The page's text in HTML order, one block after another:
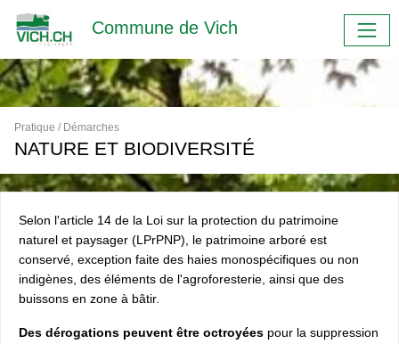
Commune de Vich
Pratique / Démarches
NATURE ET BIODIVERSITÉ
Selon l'article 14 de la Loi sur la protection du patrimoine
naturel et paysager (LPrPNP), le patrimoine arboré est
conservé, exception faite des haies monospécifiques ou non
indigènes, des éléments de l'agroforesterie, ainsi que des
buissons en zone à bâtir.
Des dérogations peuvent être octroyées pour la suppression